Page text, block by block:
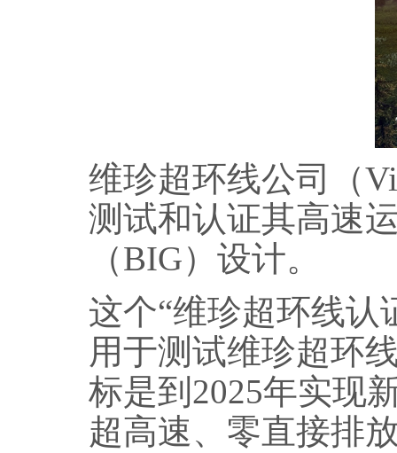
维珍超环线公司（
测试和认证其高速
（BIG）设计。
这个“维珍超环线认
用于测试维珍超环
标是到2025年实现
超高速、零直接排